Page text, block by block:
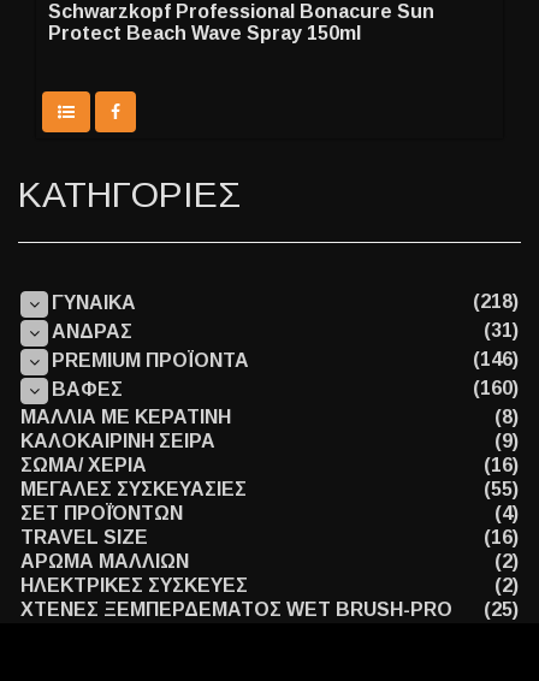
Schwarzkopf Professional Bonacure Sun
Protect Beach Wave Spray 150ml
ΚΑΤΗΓΟΡΙΕΣ
ΓΥΝΑΙΚΑ
(218)
ΑΝΔΡΑΣ
(31)
PREMIUM ΠΡΟΪΟΝΤΑ
(146)
ΒΑΦΕΣ
(160)
ΜΑΛΛΙΑ ΜΕ ΚΕΡΑΤΙΝΗ
(8)
ΚΑΛΟΚΑΙΡΙΝΗ ΣΕΙΡΑ
(9)
ΣΩΜΑ/ ΧΕΡΙΑ
(16)
ΜΕΓΑΛΕΣ ΣΥΣΚΕΥΑΣΙΕΣ
(55)
ΣΕΤ ΠΡΟΪΌΝΤΩΝ
(4)
TRAVEL SIZE
(16)
ΑΡΩΜΑ ΜΑΛΛΙΩΝ
(2)
ΗΛΕΚΤΡΙΚΕΣ ΣΥΣΚΕΥΕΣ
(2)
ΧΤΕΝΕΣ ΞΕΜΠΕΡΔΕΜΑΤΟΣ WET BRUSH-PRO
(25)